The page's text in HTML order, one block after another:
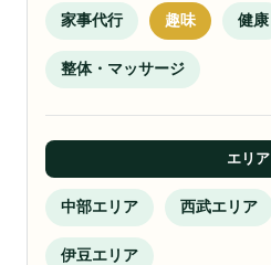
家事代行 趣味 健康
整体・マッサージ
エリア
中部エリア 西武エリア
伊豆エリア